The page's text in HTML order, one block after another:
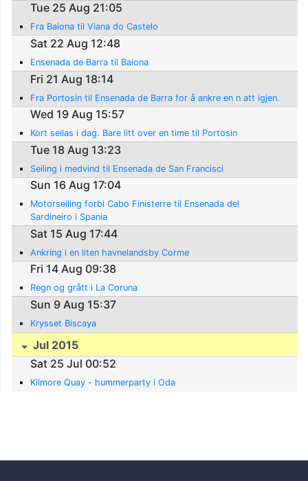
Tue 25 Aug 21:05
Fra Baiona til Viana do Castelo
Sat 22 Aug 12:48
Ensenada de Barra til Baiona
Fri 21 Aug 18:14
Fra Portosin til Ensenada de Barra for å ankre en n att igjen.
Wed 19 Aug 15:57
Kort seilas i dag. Bare litt over en time til Portosin
Tue 18 Aug 13:23
Seiling i medvind til Ensenada de San Francisci
Sun 16 Aug 17:04
Motorseiling forbi Cabo Finisterre til Ensenada del
Sardineiro i Spania
Sat 15 Aug 17:44
Ankring i en liten havnelandsby Corme
Fri 14 Aug 09:38
Regn og grått i La Coruna
Sun 9 Aug 15:37
Krysset Biscaya
Jul 2015
Sat 25 Jul 00:52
Kilmore Quay - hummerparty i Oda